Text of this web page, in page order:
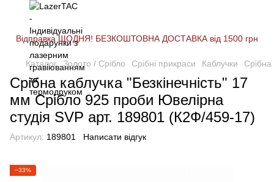
Відправка ЩОДНЯ! БЕЗКОШТОВНА ДОСТАВКА від 1500 грн
Каталог Золото / Срібло Срібні прикраси Каблучки
Срібна каблучка "Безкінечність" 17
мм Срібло 925 проби Ювелірна
студія SVP арт. 189801 (К2Ф/459-17)
Артикул: 189801 Написати відгук
−33%